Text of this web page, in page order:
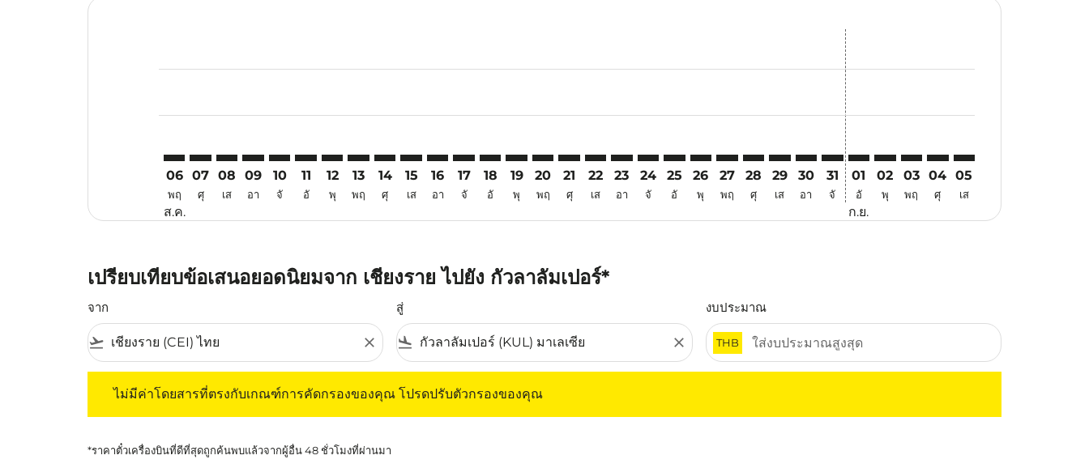
06
พฤ
ส.ค.
07
ศุ
08
เส
09
อา
10
จั
11
อั
12
พุ
13
พฤ
14
ศุ
15
เส
16
อา
17
จั
18
อั
19
พุ
20
พฤ
CEI–KUL: cmp-view-offers-disclaimer. ค้นหาข้อเสนอ
21
ศุ
CEI–KUL: cmp-view-offers-disclaimer. ค้นหาข้อเสนอ
22
เส
CEI–KUL: cmp-view-offers-disclaimer. ค้นหาข้อเสนอ
23
อา
CEI–KUL: cmp-view-offers-disclaimer. ค้นหาข้อเสนอ
24
จั
CEI–KUL: cmp-view-offers-disclaimer. ค้นหาข้อเสนอ
25
อั
CEI–KUL: cmp-view-offers-disclaimer. ค้นหาข้อเสนอ
26
พุ
CEI–KUL: cmp-view-offers-disclaimer. ค้นหาข้อเสนอ
27
พฤ
CEI–KUL: cmp-view-offers-disclaimer. ค้นหาข้อเสนอ
28
ศุ
CEI–KUL: cmp-view-offers-disclaimer. ค้นหาข้อเสนอ
29
เส
CEI–KUL: cmp-view-offers-disclaimer. ค้นหาข้อเ
30
อา
CEI–KUL: cmp-view-offers-disclaimer. ค้นหา
31
จั
01
อั
ก.ย.
02
พุ
03
พฤ
04
ศุ
05
เส
เปรียบเทียบข้อเสนอยอดนิยมจาก เชียงราย ไปยัง กัวลาลัมเปอร์*
จาก
flight_takeoff close
สู่
flight_land close
งบประมาณ
THB
ไม่มีค่าโดยสารที่ตรงกับเกณฑ์การคัดกรองของคุณ โปรดปรับตัวกรองของคุณ
*ราคาตั๋วเครื่องบินที่ดีที่สุดถูกค้นพบแล้วจากผู้อื่น 48 ชั่วโมงที่ผ่านมา